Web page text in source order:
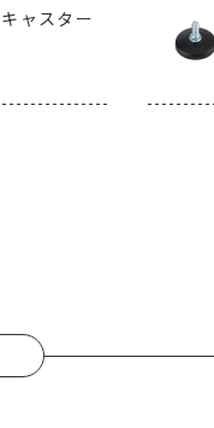
キャスター